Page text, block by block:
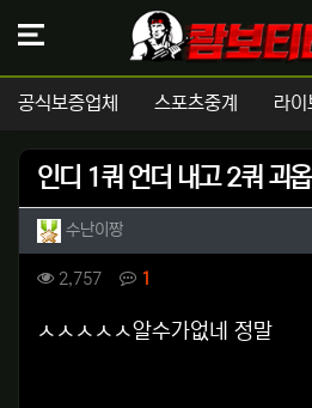
공식보증업체 스포츠중계 라이
인디 1쿼 언더 내고 2쿼 괴
작성자 정보
수난이짱작성
컨텐츠 정보
2,757조회 1
본문
ㅅㅅㅅㅅㅅ알수가없네 정말